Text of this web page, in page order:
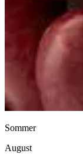
Sommer
August